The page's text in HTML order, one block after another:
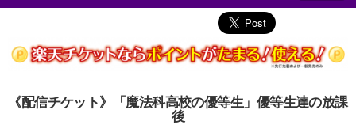
《配信チケット》「魔法科高校の優等生」優等生達の放課
後